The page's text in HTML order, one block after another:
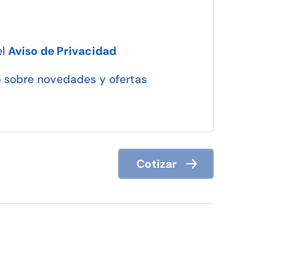
Aviso de Privacidad
novedades y ofertas
Cotizar